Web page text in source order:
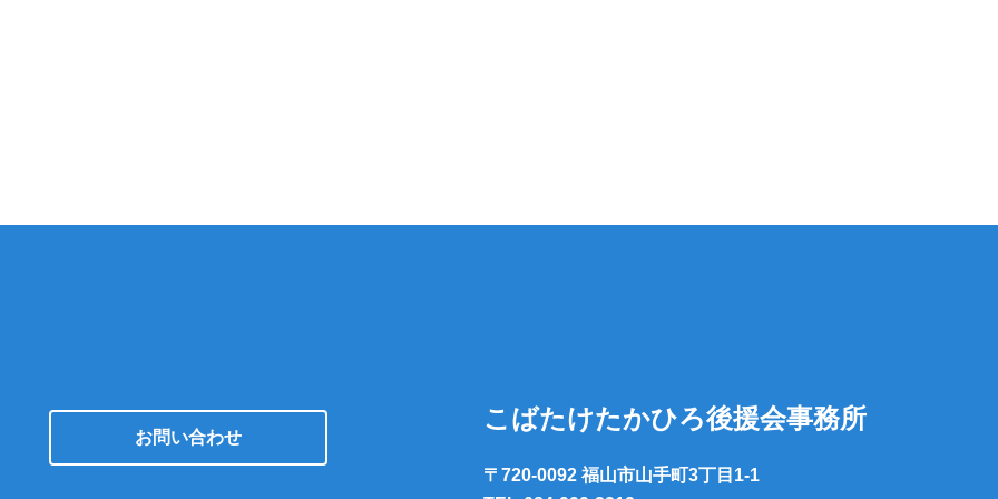
お問い合わせ
こばたけたかひろ後援会事務所
〒720-0092 福山市山手町3丁目1-1